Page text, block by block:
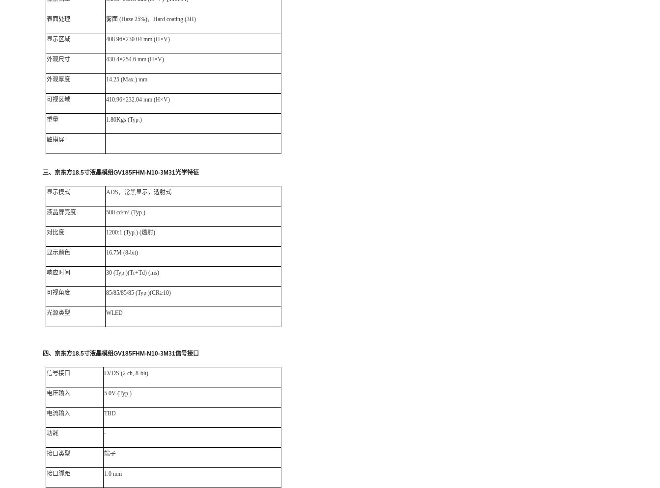
表面处理 雾面 (Haze 25%)，Hard coating (3H)
显示区域 408.96×230.04 mm (H×V)
外观尺寸 430.4×254.6 mm (H×V)
外观厚度 14.25 (Max.) mm
可视区域 410.96×232.04 mm (H×V)
重量 1.80Kgs (Typ.)
触摸屏 -
三、 京东方18.5寸液晶模组GV185FHM-N10-3M31光学特征
显示模式 ADS，常黑显示，透射式
液晶屏亮度 500 cd/m² (Typ.)
对比度 1200:1 (Typ.) (透射)
显示颜色 16.7M (8-bit)
响应时间 30 (Typ.)(Tr+Td) (ms)
可视角度 85/85/85/85 (Typ.)(CR≥10)
光源类型 WLED
四、 京东方18.5寸液晶模组GV185FHM-N10-3M31信号接口
信号接口 LVDS (2 ch, 8-bit)
电压输入 5.0V (Typ.)
电流输入 TBD
功耗 -
接口类型 端子
接口脚距 1.0 mm